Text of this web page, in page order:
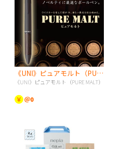
《UNI》ピュアモルト（PURE MALT）
《UNI》ピュアモルト（PURE MALT）
￥ ＠0